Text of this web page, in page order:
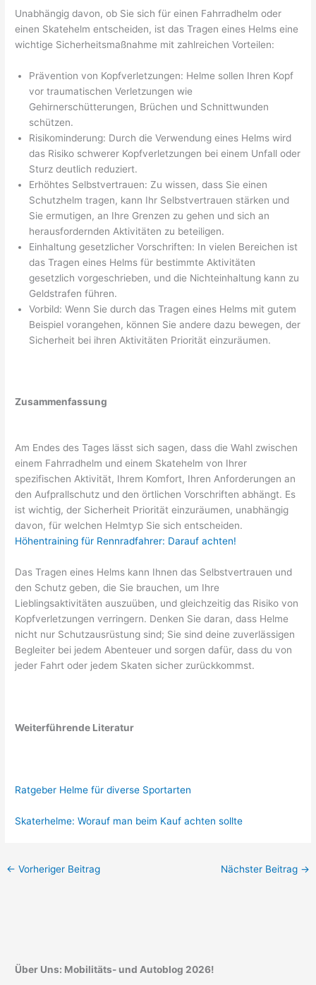
Unabhängig davon, ob Sie sich für einen Fahrradhelm oder
einen Skatehelm entscheiden, ist das Tragen eines Helms eine
wichtige Sicherheitsmaßnahme mit zahlreichen Vorteilen:
Prävention von Kopfverletzungen: Helme sollen Ihren Kopf
vor traumatischen Verletzungen wie
Gehirnerschütterungen, Brüchen und Schnittwunden
schützen.
Risikominderung: Durch die Verwendung eines Helms wird
das Risiko schwerer Kopfverletzungen bei einem Unfall oder
Sturz deutlich reduziert.
Erhöhtes Selbstvertrauen: Zu wissen, dass Sie einen
Schutzhelm tragen, kann Ihr Selbstvertrauen stärken und
Sie ermutigen, an Ihre Grenzen zu gehen und sich an
herausfordernden Aktivitäten zu beteiligen.
Einhaltung gesetzlicher Vorschriften: In vielen Bereichen ist
das Tragen eines Helms für bestimmte Aktivitäten
gesetzlich vorgeschrieben, und die Nichteinhaltung kann zu
Geldstrafen führen.
Vorbild: Wenn Sie durch das Tragen eines Helms mit gutem
Beispiel vorangehen, können Sie andere dazu bewegen, der
Sicherheit bei ihren Aktivitäten Priorität einzuräumen.
Zusammenfassung
Am Endes des Tages lässt sich sagen, dass die Wahl zwischen
einem Fahrradhelm und einem Skatehelm von Ihrer
spezifischen Aktivität, Ihrem Komfort, Ihren Anforderungen an
den Aufprallschutz und den örtlichen Vorschriften abhängt. Es
ist wichtig, der Sicherheit Priorität einzuräumen, unabhängig
davon, für welchen Helmtyp Sie sich entscheiden.
Höhentraining für Rennradfahrer: Darauf achten!
Das Tragen eines Helms kann Ihnen das Selbstvertrauen und
den Schutz geben, die Sie brauchen, um Ihre
Lieblingsaktivitäten auszuüben, und gleichzeitig das Risiko von
Kopfverletzungen verringern. Denken Sie daran, dass Helme
nicht nur Schutzausrüstung sind; Sie sind deine zuverlässigen
Begleiter bei jedem Abenteuer und sorgen dafür, dass du von
jeder Fahrt oder jedem Skaten sicher zurückkommst.
Weiterführende Literatur
Ratgeber Helme für diverse Sportarten
Skaterhelme: Worauf man beim Kauf achten sollte
← Vorheriger Beitrag Nächster Beitrag →
Über Uns: Mobilitäts- und Autoblog 2026!